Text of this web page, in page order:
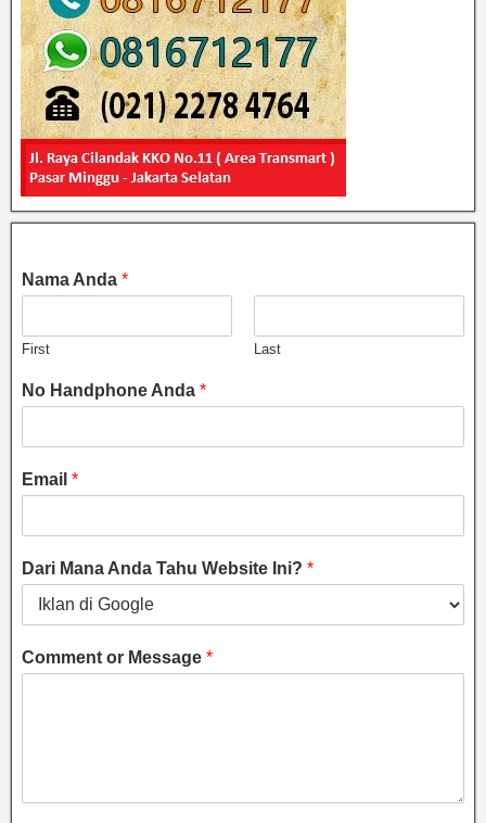
Nama Anda *
First Last
No Handphone Anda *
Email *
Dari Mana Anda Tahu Website Ini? *
Comment or Message *